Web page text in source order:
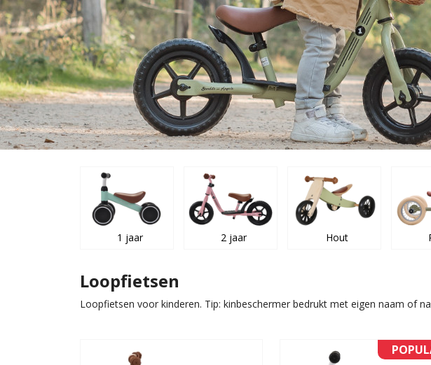
1 jaar 2 jaar Hout
Loopfietsen
Loopfietsen voor kinderen. Tip: kinbeschermer bedrukt met eigen naam of